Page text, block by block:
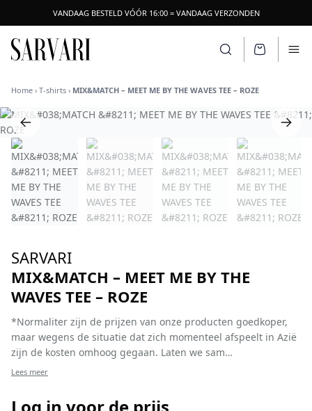
VANDAAG BESTELD VÓÓR 16:00 = VANDAAG VERZONDEN
SARVARI LOGO Zoeken openen
Home › T-shirts › MIX&MATCH – MEET ME BY THE WAVES TEE – ROZE
SARVARI
MIX&MATCH – MEET ME BY THE
WAVES TEE – ROZE
*Normaliter zijn de prijzen van onze producten goedkoper,
maar wegens de situatie dat zich momenteel afspeelt in Azië
zijn de kosten omhoog gegaan. Laten we sam…
Lees meer